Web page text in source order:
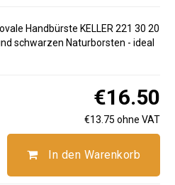
Handbürste KELLER 221 30 20
schwarzen Naturborsten - ideal
€16.50
€13.75 ohne VAT
In den Warenkorb